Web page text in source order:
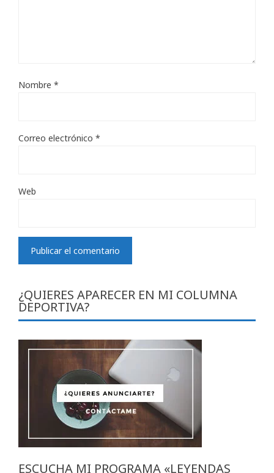
Nombre *
Correo electrónico *
Web
¿QUIERES APARECER EN MI COLUMNA
DEPORTIVA?
ESCUCHA MI PROGRAMA «LEYENDAS